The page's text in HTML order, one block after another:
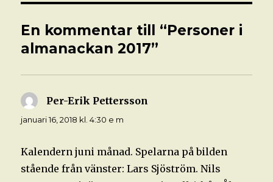
En kommentar till “Personer i
almanackan 2017”
Per-Erik Pettersson
januari 16, 2018 kl. 4:30 e m
Kalendern juni månad. Spelarna på bilden
stående från vänster: Lars Sjöström. Nils